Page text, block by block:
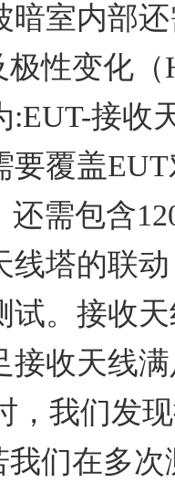
暗室内部
极性变化（
:EUT-接收
要覆盖EUT
还需包含
线塔的联
试。接收
接收天线
，我们发
我们在多